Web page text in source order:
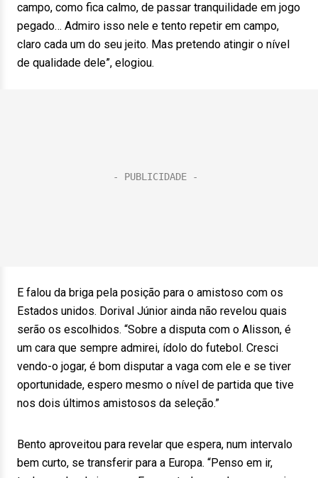
campo, como fica calmo, de passar tranquilidade em jogo
pegado… Admiro isso nele e tento repetir em campo,
claro cada um do seu jeito. Mas pretendo atingir o nível
de qualidade dele”, elogiou.
E falou da briga pela posição para o amistoso com os
Estados unidos. Dorival Júnior ainda não revelou quais
serão os escolhidos. “Sobre a disputa com o Alisson, é
um cara que sempre admirei, ídolo do futebol. Cresci
vendo-o jogar, é bom disputar a vaga com ele e se tiver
oportunidade, espero mesmo o nível de partida que tive
nos dois últimos amistosos da seleção.”
Bento aproveitou para revelar que espera, num intervalo
bem curto, se transferir para a Europa. “Penso em ir,